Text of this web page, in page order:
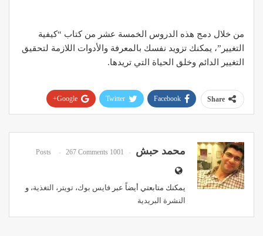
من خلال دمج هذه الدروس الخمسة عشر من كتاب “كيفية
التغيير”، يمكنك تزويد نفسك بالمعرفة والأدوات اللازمة لتحقيق
التغيير الدائم وخلق الحياة التي تريدها.
Share
Facebook
Twitter
Google+
محمد حبش 1001 Posts
267 Comments
يمكنك متابعتي أيضاً عبر فايس بوك، تويتر ، التغذية، و
النشرة البريدية